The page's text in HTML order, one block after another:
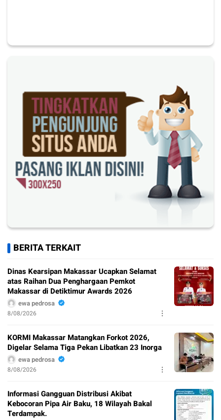
BERITA TERKAIT
Dinas Kearsipan Makassar Ucapkan Selamat
atas Raihan Dua Penghargaan Pemkot
Makassar di Detiktimur Awards 2026
ewa pedrosa
8/08/2026
KORMI Makassar Matangkan Forkot 2026,
Digelar Selama Tiga Pekan Libatkan 23 Inorga
ewa pedrosa
8/08/2026
Informasi Gangguan Distribusi Akibat
Kebocoran Pipa Air Baku, 18 Wilayah Bakal
Terdampak.